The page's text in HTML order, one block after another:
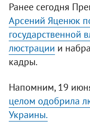
Ранее сегодня
Арсений Яценюк
государственной
люстрации и
кадры.
Напомним, 19
целом одобрила
Украины.